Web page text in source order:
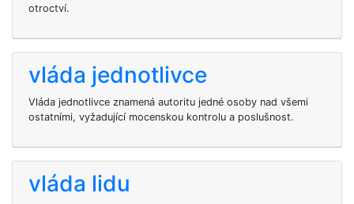
otroctví.
vláda jednotlivce
Vláda jednotlivce znamená autoritu jedné osoby nad všemi
ostatními, vyžadující mocenskou kontrolu a poslušnost.
vláda lidu